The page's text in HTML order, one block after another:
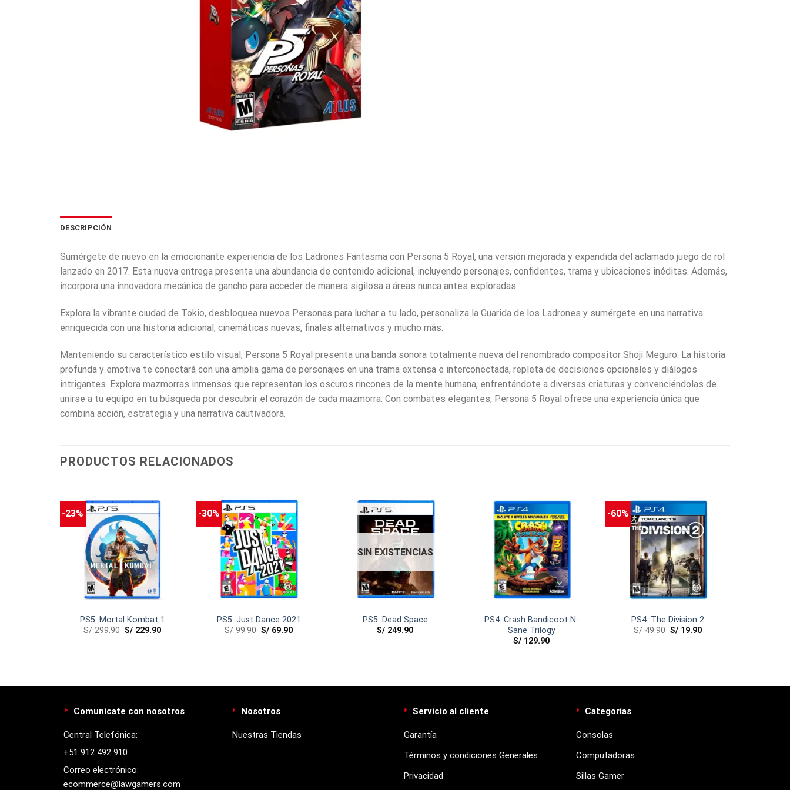
DESCRIPCIÓN
Sumérgete de nuevo en la emocionante experiencia de los Ladrones Fantasma con Persona 5 Royal, una versión mejorada y expandida del aclamado juego de rol
lanzado en 2017. Esta nueva entrega presenta una abundancia de contenido adicional, incluyendo personajes, confidentes, trama y ubicaciones inéditas. Además,
incorpora una innovadora mecánica de gancho para acceder de manera sigilosa a áreas nunca antes exploradas.
Explora la vibrante ciudad de Tokio, desbloquea nuevos Personas para luchar a tu lado, personaliza la Guarida de los Ladrones y sumérgete en una narrativa
enriquecida con una historia adicional, cinemáticas nuevas, finales alternativos y mucho más.
Manteniendo su característico estilo visual, Persona 5 Royal presenta una banda sonora totalmente nueva del renombrado compositor Shoji Meguro. La historia
profunda y emotiva te conectará con una amplia gama de personajes en una trama extensa e interconectada, repleta de decisiones opcionales y diálogos
intrigantes. Explora mazmorras inmensas que representan los oscuros rincones de la mente humana, enfrentándote a diversas criaturas y convenciéndolas de
unirse a tu equipo en tu búsqueda por descubrir el corazón de cada mazmorra. Con combates elegantes, Persona 5 Royal ofrece una experiencia única que
combina acción, estrategia y una narrativa cautivadora.
PRODUCTOS RELACIONADOS
-23%
PS5: Mortal Kombat 1
S/299.90 S/ 229.90
-30%
PS5: Just Dance 2021
S/99.90 S/ 69.90
SIN EXISTENCIAS
PS5: Dead Space
S/ 249.90
PS4: Crash Bandicoot N-
Sane Trilogy
S/ 129.90
-60%
PS4: The Division 2
S/49.90 S/ 19.90
Comunícate con nosotros
Central Telefónica:
+51 912 492 910
Correo electrónico:
ecommerce@lawgamers.com
Nosotros
Nuestras Tiendas
Servicio al cliente
Garantía
Términos y condiciones Generales
Privacidad
Categorías
Consolas
Computadoras
Sillas Gamer